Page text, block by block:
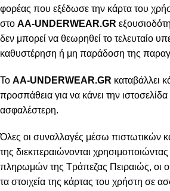
φορέας που εξέδωσε την κάρτα του
στο AA-UNDERWEAR.GR
δεν μπορεί να θεωρηθεί το τελευταίο
καθυστέρηση ή μη παράδοση της
Το AA-UNDERWEAR.GR καταβάλλει
προσπάθεια για να κάνει την
ασφαλέστερη.
Όλες οι συναλλαγές μέσω πιστωτικών
της διεκπεραιώνονται χρησιμοποιώντας
πληρωμών της Τράπεζας Πειραιώς, οι
τα στοιχεία της κάρτας του χρήστη σε